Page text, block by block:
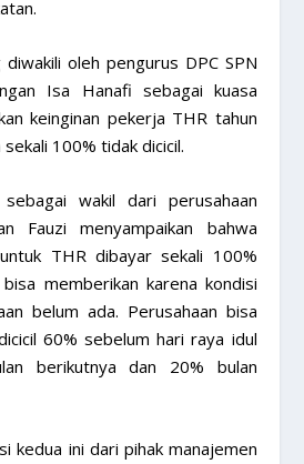
oleh pengurus DPC SPN
Isa Hanafi sebagai kuasa
keinginan pekerja THR tahun
100% tidak dicicil.
sebagai wakil dari perusahaan
Fauzi menyampaikan bahwa
THR dibayar sekali 100%
memberikan karena kondisi
belum ada. Perusahaan bisa
60% sebelum hari raya idul
berikutnya dan 20% bulan
kedua ini dari pihak manajemen